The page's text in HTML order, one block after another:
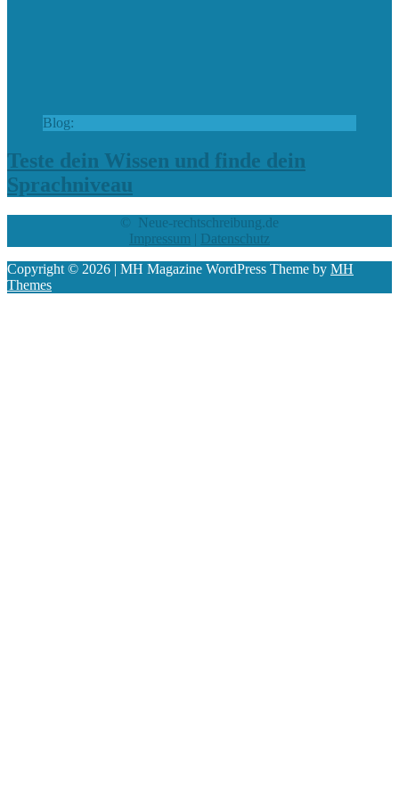
Blog:
Teste dein Wissen und finde dein
Sprachniveau
© Neue-rechtschreibung.de
Impressum | Datenschutz
Copyright © 2026 | MH Magazine WordPress Theme by MH
Themes